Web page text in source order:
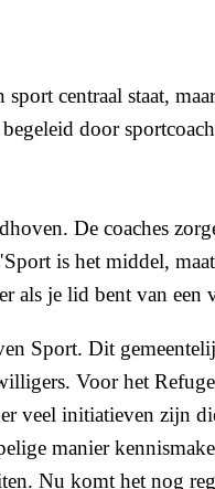
centraal staat,
door
De coaches
is het middel,
als je lid bent van een
Sport. Dit
Voor het
veel initiatieven zijn
manier
Nu komt het nog